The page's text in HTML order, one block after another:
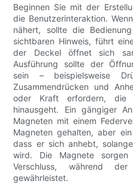
Beginnen Sie mit der
die Benutzerinteraktion.
nähert, sollte die
sichtbaren Hinweis, führt
der Deckel öffnet sich
Ausführung sollte der
sein – beispielsweise
Zusammendrücken und
oder Kraft erfordern, die
hinausgeht. Ein gängiger
Magneten mit einem
Magneten gehalten, aber
dass er sich anhebt,
wird. Die Magnete
Verschluss, während
gewährleistet.